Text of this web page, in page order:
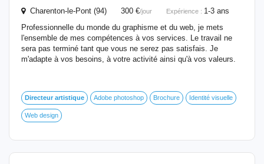
Charenton-le-Pont (94) 300 €/jour Expérience : 1-3 ans
Professionnelle du monde du graphisme et du web, je mets
l'ensemble de mes compétences à vos services. Le travail ne
sera pas terminé tant que vous ne serez pas satisfais. Je
m'adapte à vos besoins, à votre activité ainsi qu'à vos valeurs.
Directeur artistique Adobe photoshop Brochure Identité visuelle
Web design